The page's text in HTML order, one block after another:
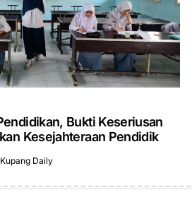
Bukti Keseriusan
Kesejahteraan Pendidik
Daily